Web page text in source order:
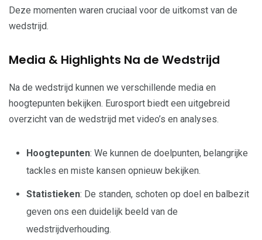
Deze momenten waren cruciaal voor de uitkomst van de
wedstrijd.
Media & Highlights Na de Wedstrijd
Na de wedstrijd kunnen we verschillende media en
hoogtepunten bekijken. Eurosport biedt een uitgebreid
overzicht van de wedstrijd met video’s en analyses.
Hoogtepunten: We kunnen de doelpunten, belangrijke
tackles en miste kansen opnieuw bekijken.
Statistieken: De standen, schoten op doel en balbezit
geven ons een duidelijk beeld van de
wedstrijdverhouding.